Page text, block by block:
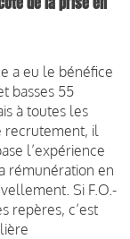
a eu le bénéfice
basses 55
à toutes les
recrutement, il
l’expérience
rémunération en
Si F.O.-
repères, c’est